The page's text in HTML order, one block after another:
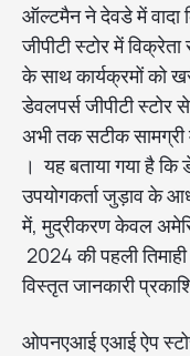
ऑल्टमैन ने देवडे में वादा
जीपीटी स्टोर में
के साथ कार्यक्रमों को
डेवलपर्स जीपीटी
अभी तक सटीक सामग्री
। यह बताया गया है
उपयोगकर्ता जुड़ाव के
में, मुद्रीकरण केवल
2024 की पहली
विस्तृत जानकारी
ओपनएआई एआई ऐप